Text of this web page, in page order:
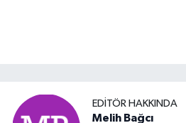
EDITÖR HAKKINDA
Melih Bağcı